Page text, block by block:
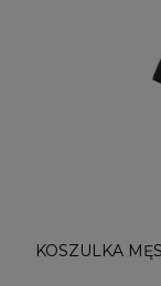
KOSZULKA